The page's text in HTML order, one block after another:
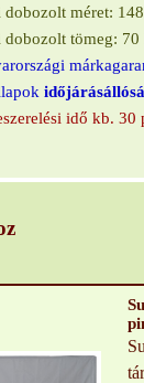
dobozolt méret:
dobozolt tömeg: 70
idő kb. 30